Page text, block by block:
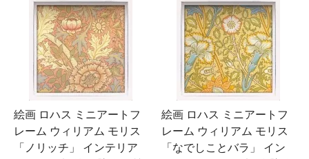
絵画 ロハス ミニアートフ
レーム ウィリアム モリス
「ノリッチ」 インテリア
絵画 ロハス ミニアートフ
レーム ウィリアム モリス
「なでしことバラ」 イン